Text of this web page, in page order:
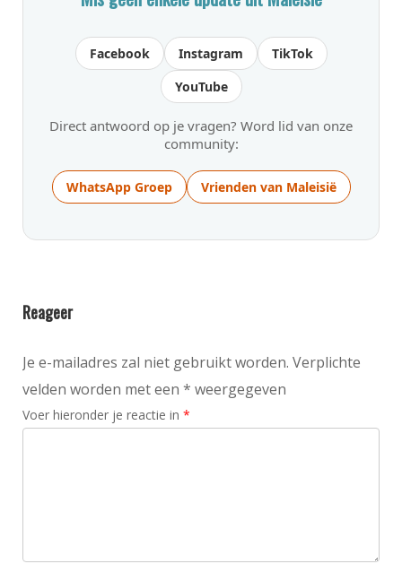
Facebook Instagram
TikTok
YouTube
Direct antwoord op je vragen? Word lid van onze
community:
WhatsApp Groep Vrienden van Maleisië
Reageer
Je e-mailadres zal niet gebruikt worden. Verplichte
velden worden met een * weergegeven
Voer hieronder je reactie in *